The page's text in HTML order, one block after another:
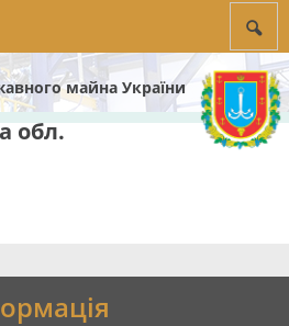
майна України
обл.